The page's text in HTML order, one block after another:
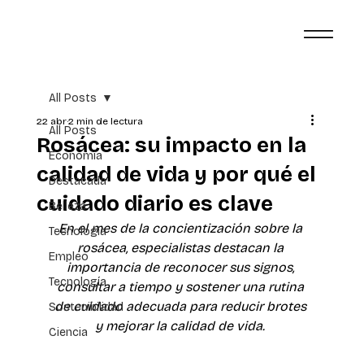
All Posts
Economía
Destacada
Belleza
Tecnología
Empleo
Tecnología
Sostenibilidad
Ciencia
All Posts
Rosácea: su impacto en la
calidad de vida y por qué el
cuidado diario es clave
22 abr2 min de lectura
En el mes de la concientización sobre la
rosácea, especialistas destacan la
importancia de reconocer sus signos,
consultar a tiempo y sostener una rutina
de cuidado adecuada para reducir brotes
y mejorar la calidad de vida.